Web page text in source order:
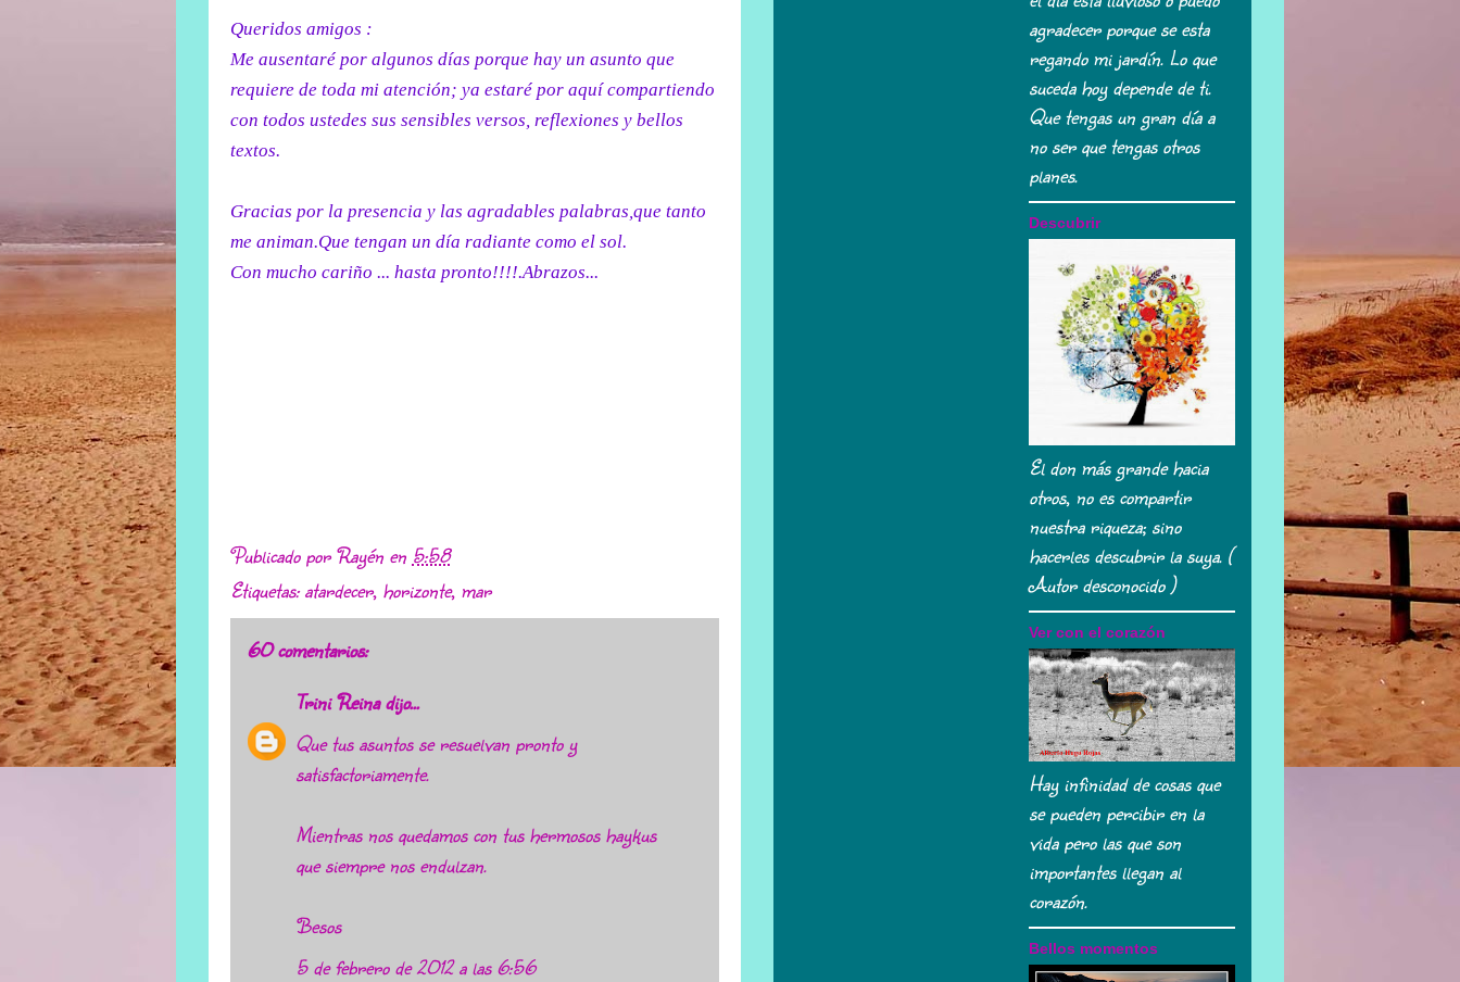
Queridos amigos :
Me ausentaré por algunos días porque hay un asunto que
requiere de toda mi atención; ya estaré por aquí compartiendo
con todos ustedes sus sensibles versos, reflexiones y bellos
textos.
Gracias por la presencia y las agradables palabras,que tanto
me animan.Que tengan un día radiante como el sol.
Con mucho cariño ... hasta pronto!!!!.Abrazos...
Publicado porRayén en 5:58
Etiquetas:atardecer, horizonte, mar
60 comentarios:
Trini Reinadijo...
Que tus asuntos se resuelvan pronto y
satisfactoriamente.
Mientras nos quedamos con tus hermosos haykus
que siempre nos endulzan.
Besos
5 de febrero de 2012 a las 6:56
agradecer porque se esta
regando mi jardín. Lo que
suceda hoy depende de ti.
Que tengas un gran día a
no ser que tengas otros
planes.
Descubrir
El don más grande hacia
otros, no es compartir
nuestra riqueza; sino
hacerles descubrir la suya. (
Autor desconocido )
Ver con el corazón
Hay infinidad de cosas que
se pueden percibir en la
vida pero las que son
importantes llegan al
corazón.
Bellos momentos